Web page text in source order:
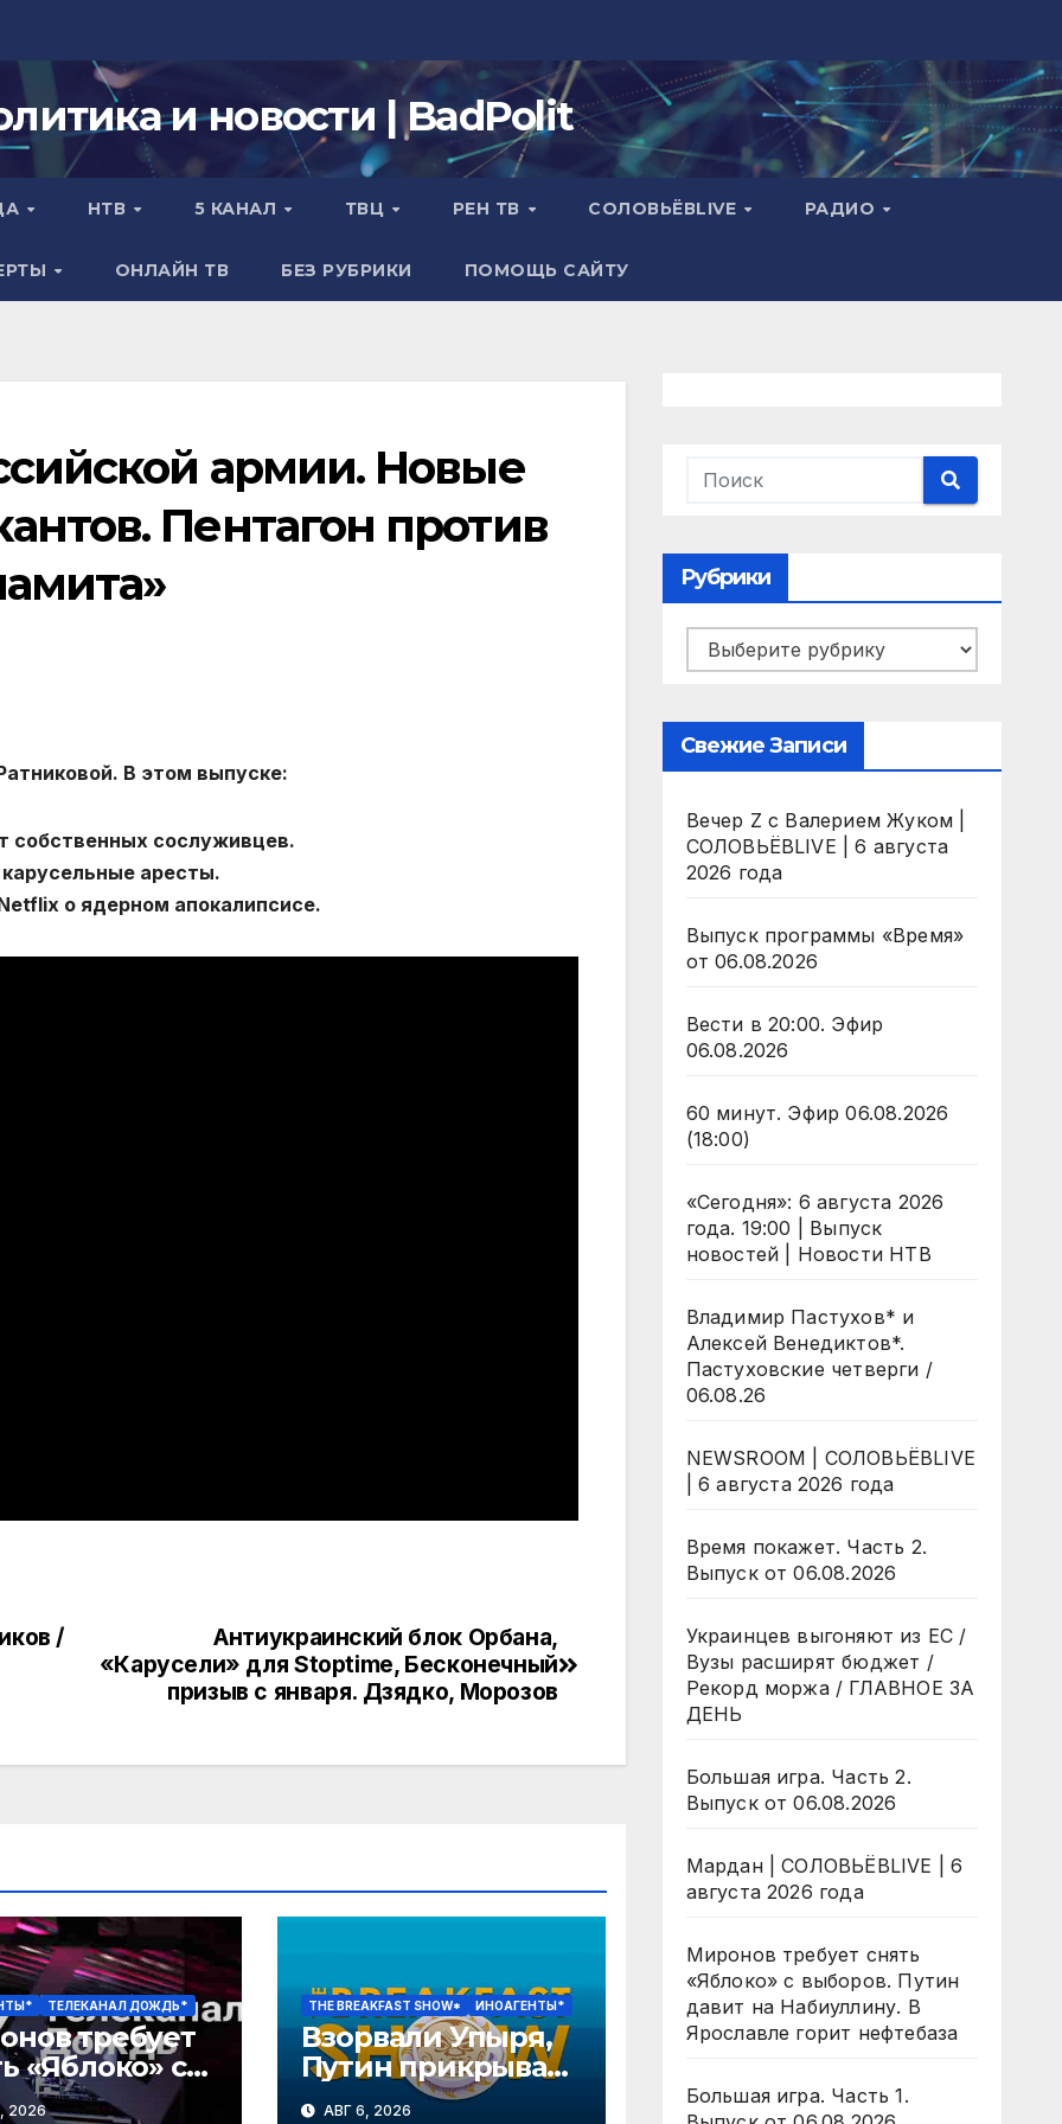
и новости | BadPolit
НТВ 5 КАНАЛ ТВЦ РЕН ТВ СОЛОВЬЁВLIVE РАДИО
ОНЛАЙН ТВ БЕЗ РУБРИКИ ПОМОЩЬ САЙТУ
армии. Новые
Пентагон против
В этом выпуске:
собственных сослуживцев.
аресты.
о ядерном апокалипсисе.
Антиукраинский блок Орбана,
«Карусели» для Stoptime, Бесконечный
призыв с января. Дзядко, Морозов
/
ТЕЛЕКАНАЛ ДОЖДЬ*
требует
«Яблоко» с
Путин
2026
THE BREAKFAST SHOW* ИНОАГЕНТЫ*
Взорвали Упыря,
Путин прикрывает
тыл, Тайные
АВГ 6, 2026
Рубрики
Рубрики
Свежие Записи
Вечер Z с Валерием Жуком |
СОЛОВЬЁВLIVE | 6 августа
2026 года
Выпуск программы «Время»
от 06.08.2026
Вести в 20:00. Эфир
06.08.2026
60 минут. Эфир 06.08.2026
(18:00)
«Сегодня»: 6 августа 2026
года. 19:00 | Выпуск
новостей | Новости НТВ
Владимир Пастухов* и
Алексей Венедиктов*.
Пастуховские четверги /
06.08.26
NEWSROOM | СОЛОВЬЁВLIVE
| 6 августа 2026 года
Время покажет. Часть 2.
Выпуск от 06.08.2026
Украинцев выгоняют из ЕС /
Вузы расширят бюджет /
Рекорд моржа / ГЛАВНОЕ ЗА
ДЕНЬ
Большая игра. Часть 2.
Выпуск от 06.08.2026
Мардан | СОЛОВЬЁВLIVE | 6
августа 2026 года
Миронов требует снять
«Яблоко» с выборов. Путин
давит на Набиуллину. В
Ярославле горит нефтебаза
Большая игра. Часть 1.